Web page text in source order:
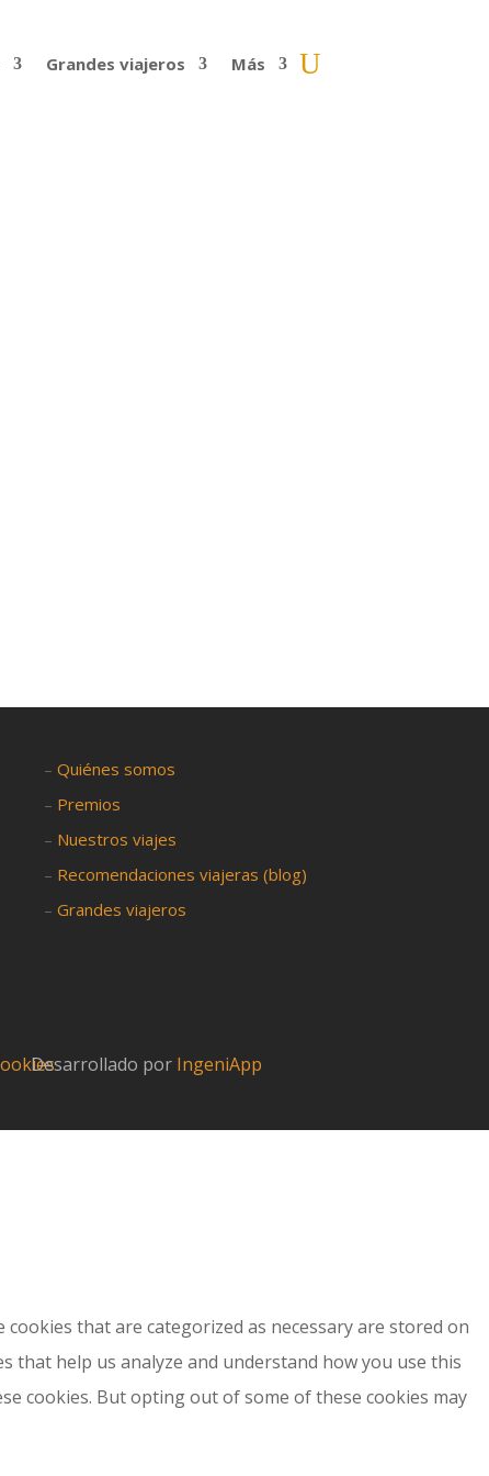
Grandes viajeros Más
–Quiénes somos
– Premios
– Nuestros viajes
– Recomendaciones viajeras (blog)
–Grandes viajeros
Desarrollado por IngeniApp
that are categorized as necessary are stored on
help us analyze and understand how you use this
cookies. But opting out of some of these cookies may